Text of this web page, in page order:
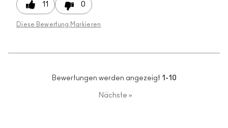
11 0
Diese Bewertung Markieren
Bewertungen werden angezeigt 1-10
Nächste »